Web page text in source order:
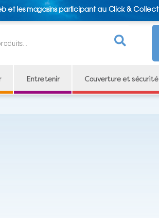
et les magasins participant au Click & Collect
Entretenir Couverture et sécurité